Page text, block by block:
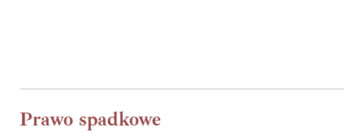
Prawo spadkowe